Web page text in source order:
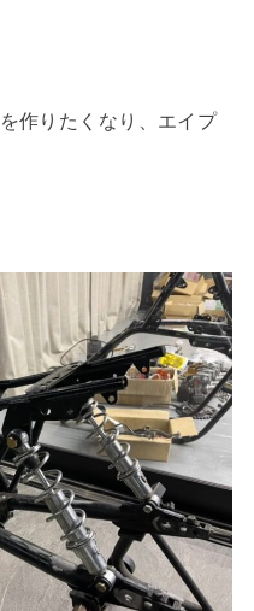
作りたくなり、エイプ